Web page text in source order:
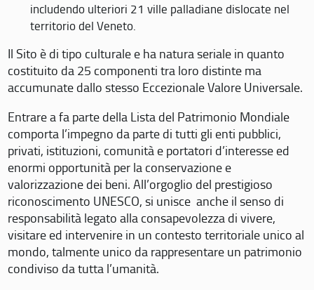
includendo ulteriori 21 ville palladiane dislocate nel
territorio del Veneto.
Il Sito è di tipo culturale e ha natura seriale in quanto
costituito da 25 componenti tra loro distinte ma
accumunate dallo stesso Eccezionale Valore Universale.
Entrare a fa parte della Lista del Patrimonio Mondiale
comporta l’impegno da parte di tutti gli enti pubblici,
privati, istituzioni, comunità e portatori d’interesse ed
enormi opportunità per la conservazione e
valorizzazione dei beni. All’orgoglio del prestigioso
riconoscimento UNESCO, si unisce anche il senso di
responsabilità legato alla consapevolezza di vivere,
visitare ed intervenire in un contesto territoriale unico al
mondo, talmente unico da rappresentare un patrimonio
condiviso da tutta l’umanità.